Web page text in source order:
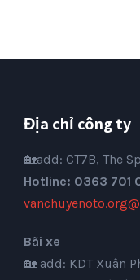
Địa chỉ công ty
🏡add: CT7B, The
Hotline: 0363 701
Bãi xe
🏡 add: KDT Xuân